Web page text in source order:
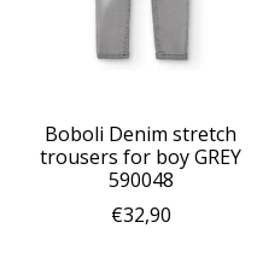
Boboli Denim stretch
trousers for boy GREY
590048
€32,90